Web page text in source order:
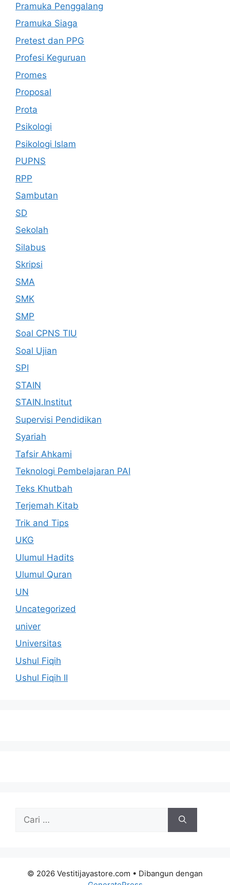
Pramuka Penggalang
Pramuka Siaga
Pretest dan PPG
Profesi Keguruan
Promes
Proposal
Prota
Psikologi
Psikologi Islam
PUPNS
RPP
Sambutan
SD
Sekolah
Silabus
Skripsi
SMA
SMK
SMP
Soal CPNS TIU
Soal Ujian
SPI
STAIN
STAIN.Institut
Supervisi Pendidikan
Syariah
Tafsir Ahkami
Teknologi Pembelajaran PAI
Teks Khutbah
Terjemah Kitab
Trik and Tips
UKG
Ulumul Hadits
Ulumul Quran
UN
Uncategorized
univer
Universitas
Ushul Fiqih
Ushul Fiqih II
Cari
© 2026 Vestitijayastore.com • Dibangun dengan